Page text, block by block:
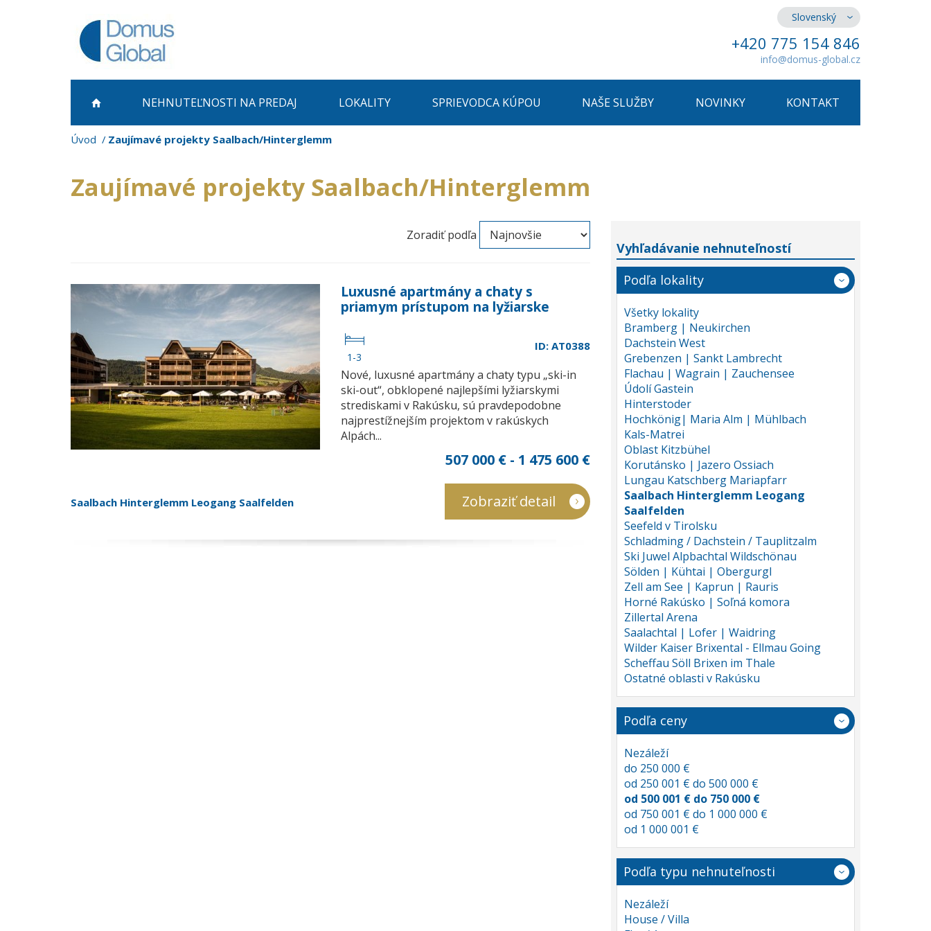
Slovenský
+420 775 154 846
info@domus-global.cz
NEHNUTEĽNOSTI NA PREDAJ LOKALITY SPRIEVODCA KÚPOU NAŠE SLUŽBY NOVINKY KONTAKT
Úvod Zaujímavé projekty Saalbach/Hinterglemm
Zaujímavé projekty Saalbach/Hinterglemm
Zoradiť podľa
Luxusné apartmány a chaty s
priamym prístupom na lyžiarske
1-3
ID: AT0388
Nové, luxusné apartmány a chaty typu „ski-in
ski-out“, obklopené najlepšími lyžiarskymi
strediskami v Rakúsku, sú pravdepodobne
najprestížnejším projektom v rakúskych
Alpách...
507 000 € - 1 475 600 €
Saalbach Hinterglemm Leogang Saalfelden Zobraziť detail
Vyhľadávanie nehnuteľností
Podľa lokality
Všetky lokality
Bramberg | Neukirchen
Dachstein West
Grebenzen | Sankt Lambrecht
Flachau | Wagrain | Zauchensee
Údolí Gastein
Hinterstoder
Hochkönig| Maria Alm | Mühlbach
Kals-Matrei
Oblast Kitzbühel
Korutánsko | Jazero Ossiach
Lungau Katschberg Mariapfarr
Saalbach Hinterglemm Leogang
Saalfelden
Seefeld v Tirolsku
Schladming / Dachstein / Tauplitzalm
Ski Juwel Alpbachtal Wildschönau
Sölden | Kühtai | Obergurgl
Zell am See | Kaprun | Rauris
Horné Rakúsko | Soľná komora
Zillertal Arena
Saalachtal | Lofer | Waidring
Wilder Kaiser Brixental - Ellmau Going
Scheffau Söll Brixen im Thale
Ostatné oblasti v Rakúsku
Podľa ceny
Nezáleží
do 250 000 €
od 250 001 € do 500 000 €
od 500 001 € do 750 000 €
od 750 001 € do 1 000 000 €
od 1 000 001 €
Podľa typu nehnuteľnosti
Nezáleží
House / Villa